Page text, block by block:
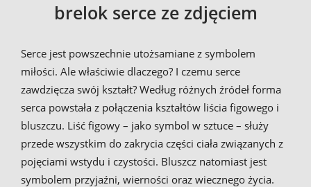
brelok serce ze zdjęciem
Serce jest powszechnie utożsamiane z symbolem
miłości. Ale właściwie dlaczego? I czemu serce
zawdzięcza swój kształt? Według różnych źródeł forma
serca powstała z połączenia kształtów liścia figowego i
bluszczu. Liść figowy – jako symbol w sztuce – służy
przede wszystkim do zakrycia części ciała związanych z
pojęciami wstydu i czystości. Bluszcz natomiast jest
symbolem przyjaźni, wierności oraz wiecznego życia.